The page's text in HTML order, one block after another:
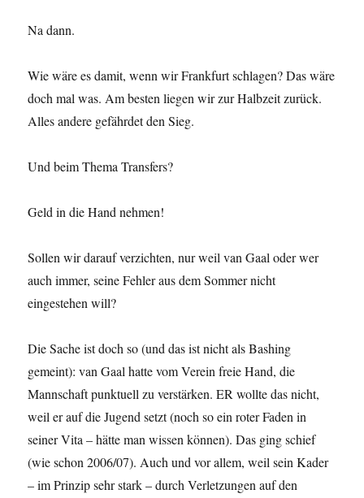
Na dann.
Wie wäre es damit, wenn wir Frankfurt schlagen? Das wäre
doch mal was. Am besten liegen wir zur Halbzeit zurück.
Alles andere gefährdet den Sieg.
Und beim Thema Transfers?
Geld in die Hand nehmen!
Sollen wir darauf verzichten, nur weil van Gaal oder wer
auch immer, seine Fehler aus dem Sommer nicht
eingestehen will?
Die Sache ist doch so (und das ist nicht als Bashing
gemeint): van Gaal hatte vom Verein freie Hand, die
Mannschaft punktuell zu verstärken. ER wollte das nicht,
weil er auf die Jugend setzt (noch so ein roter Faden in
seiner Vita – hätte man wissen können). Das ging schief
(wie schon 2006/07). Auch und vor allem, weil sein Kader
– im Prinzip sehr stark – durch Verletzungen auf den